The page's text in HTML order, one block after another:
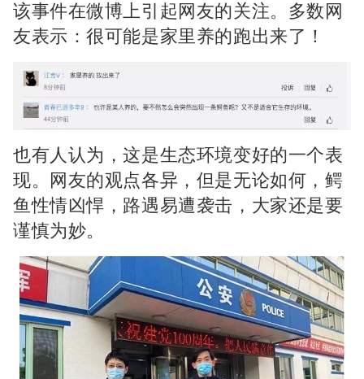
该事件在微博上引起网友的关注。 多数网
友表示：很可能是家里养的跑出来了！
也有人认为，这是生态环境变好的一个表
现。
网友的观点各异， 但是无论如何， 鳄
鱼性情凶悍， 路遇易遭袭击， 大家还是要
谨慎为妙。